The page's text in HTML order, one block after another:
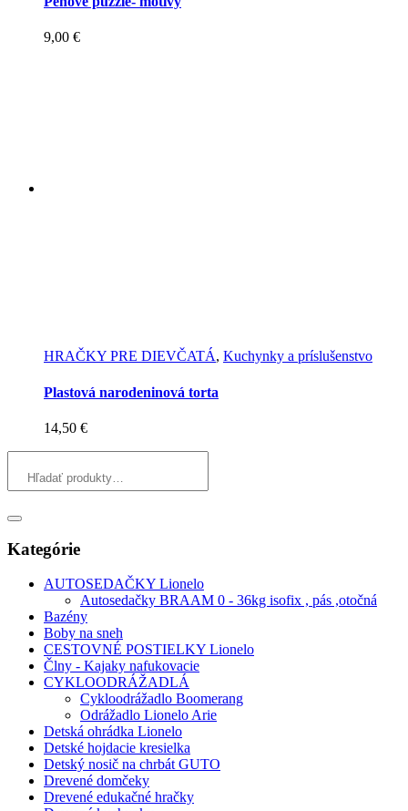
9,00 €
HRAČKY PRE DIEVČATÁ, Kuchynky a príslušenstvo
Plastová narodeninová torta
14,50 €
Kategórie
AUTOSEDAČKY Lionelo
Autosedačky BRAAM 0 - 36kg isofix , pás ,otočná
Bazény
Boby na sneh
CESTOVNÉ POSTIELKY Lionelo
Člny - Kajaky nafukovacie
CYKLOODRÁŽADLÁ
Cykloodrážadlo Boomerang
Odrážadlo Lionelo Arie
Detská ohrádka Lionelo
Detské hojdacie kresielka
Detský nosič na chrbát GUTO
Drevené domčeky
Drevené edukačné hračky